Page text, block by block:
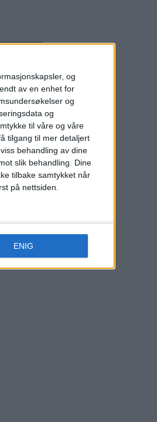
og
av en enhet for
og
og
til våre og våre
tilgang til mer detaljert
behandling av dine
slik behandling. Dine
tilbake samtykket når
på nettsiden.
ENIG